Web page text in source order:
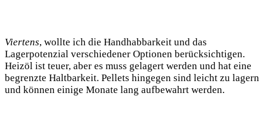
Viertens, wollte ich die Handhabbarkeit und das
Lagerpotenzial verschiedener Optionen berücksichtigen.
Heizöl ist teuer, aber es muss gelagert werden und hat eine
begrenzte Haltbarkeit. Pellets hingegen sind leicht zu lagern
und können einige Monate lang aufbewahrt werden.